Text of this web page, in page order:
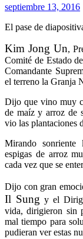
septiembre 13, 2016
El pase de
Kim Jong Un,
Comité de Estado
Comandante
el terreno la Granja
Dijo que vino muy
de maíz y arroz de
vio las plantaciones
Mirando sonriente
espigas de arroz
cada vez que se
Dijo con gran
Il Sung y el
vida, dirigieron sin
mal tiempo para
pudieran ver estas